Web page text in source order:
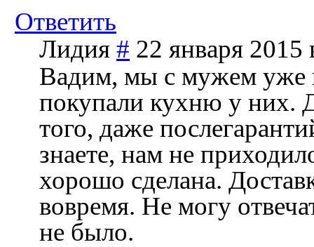
Ответить
Лидия # 22 января 2015
Вадим, мы с мужем уже
покупали кухню у них.
того, даже
знаете, нам не
хорошо сделана.
вовремя. Не могу
не было.